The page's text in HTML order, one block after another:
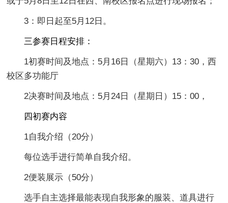
3：即日起至5月12日。
三参赛日程安排：
1初赛时间及地点：5月16日（星期六）13：30，西
校区多功能厅
2决赛时间及地点：5月24日（星期日）15：00，
四初赛内容
1自我介绍（20分）
每位选手进行简单自我介绍。
2便装展示（50分）
选手自主选择最能表现自我形象的服装、道具进行